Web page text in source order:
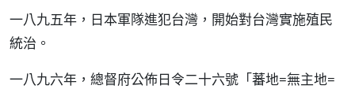
一八九五年，日本軍隊進犯台灣，開始對台灣實施殖民
統治。
一八九六年，總督府公佈日令二十六號「蕃地=無主地=